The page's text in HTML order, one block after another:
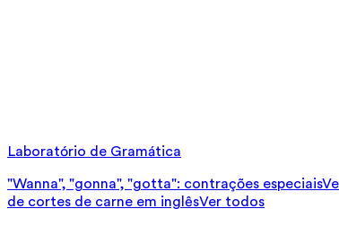
Laboratório de Gramática
"Wanna", "gonna", "gotta": contrações especiais
de cortes de carne em inglêsVer todos